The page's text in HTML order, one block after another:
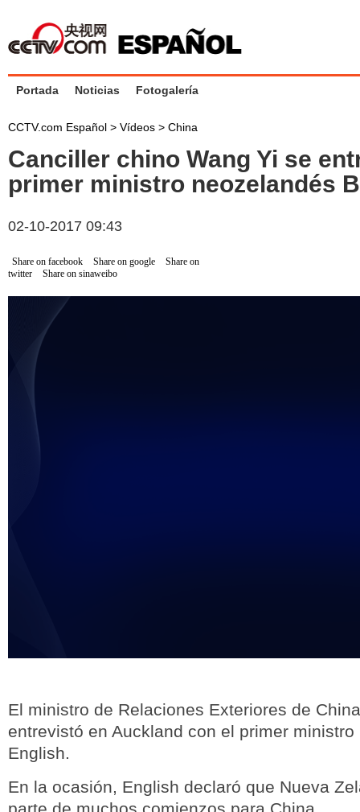
Portada Noticias Fotogalería
CCTV.com Español > Vídeos > China
Canciller chino Wang Yi se
primer ministro neozelandés
02-10-2017 09:43
Share on facebook Share on google
Share on
twitter
Share on sinaweibo
El ministro de Relaciones Exteriores de
entrevistó en Auckland con el primer
English.
En la ocasión, English declaró que Nueva